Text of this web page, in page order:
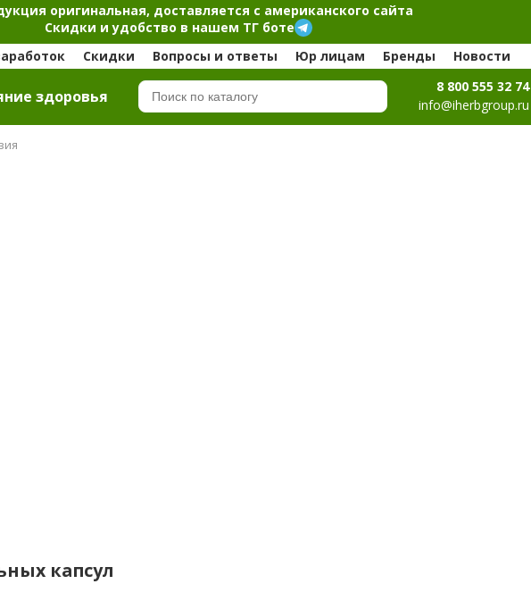
оригинальная, доставляется с американского сайта
Скидки и удобство в нашем ТГ боте
Скидки Вопросы и ответы Юр лицам Бренды Новости
здоровья
8 800 555 32 74
info@iherbgroup.ru
капсул